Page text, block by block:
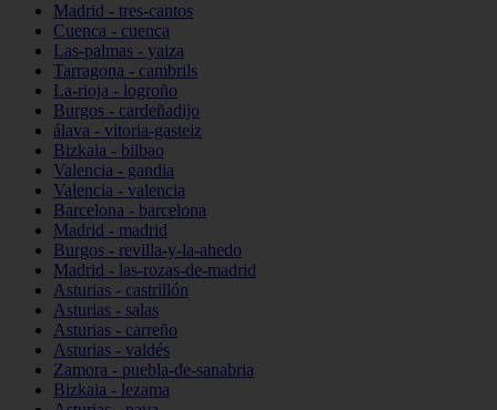
Madrid - tres-cantos
Cuenca - cuenca
Las-palmas - yaiza
Tarragona - cambrils
La-rioja - logroño
Burgos - cardeñadijo
álava - vitoria-gasteiz
Bizkaia - bilbao
Valencia - gandia
Valencia - valencia
Barcelona - barcelona
Madrid - madrid
Burgos - revilla-y-la-ahedo
Madrid - las-rozas-de-madrid
Asturias - castrillón
Asturias - salas
Asturias - carreño
Asturias - valdés
Zamora - puebla-de-sanabria
Bizkaia - lezama